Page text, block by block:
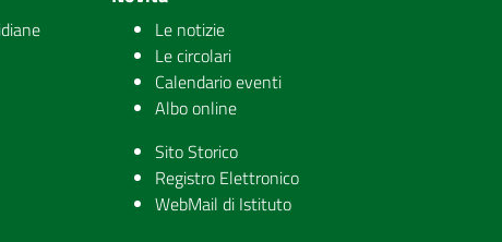
Le notizie
Le circolari
Calendario eventi
Albo online
Sito Storico
Registro Elettronico
WebMail di Istituto